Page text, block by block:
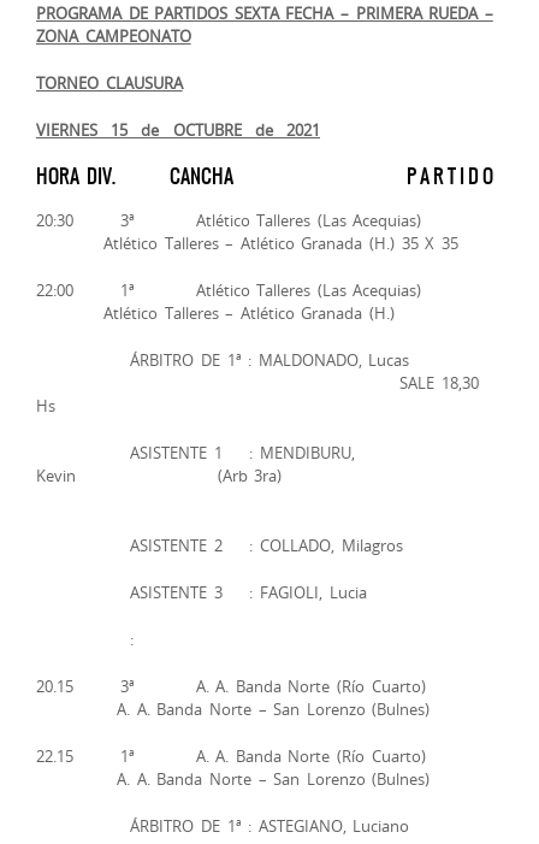
PROGRAMA DE PARTIDOS SEXTA FECHA – PRIMERA RUEDA –
ZONA CAMPEONATO
TORNEO CLAUSURA
VIERNES 15 de OCTUBRE de 2021
HORA DIV. CANCHA P A R T I D O
20:30 3ª Atlético Talleres (Las Acequias)
Atlético Talleres – Atlético Granada (H.) 35 X 35
22:00 1ª Atlético Talleres (Las Acequias)
Atlético Talleres – Atlético Granada (H.)
ÁRBITRO DE 1ª : MALDONADO, Lucas
SALE 18,30
Hs
ASISTENTE 1 : MENDIBURU,
Kevin (Arb 3ra)
ASISTENTE 2 : COLLADO, Milagros
ASISTENTE 3 : FAGIOLI, Lucia
:
20.15 3ª A. A. Banda Norte (Río Cuarto)
A. A. Banda Norte – San Lorenzo (Bulnes)
22.15 1ª A. A. Banda Norte (Río Cuarto)
A. A. Banda Norte – San Lorenzo (Bulnes)
ÁRBITRO DE 1ª : ASTEGIANO, Luciano